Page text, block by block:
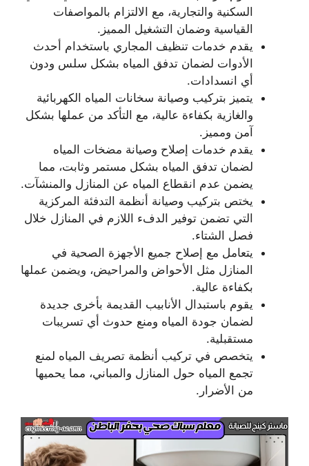
السكنية والتجارية، مع الالتزام بالمواصفات
القياسية وضمان التشغيل المميز.
يقدم خدمات تنظيف المجاري باستخدام أحدث
الأدوات لضمان تدفق المياه بشكل سلس ودون
أي انسدادات.
يتميز بتركيب وصيانة سخانات المياه الكهربائية
والغازية بكفاءة عالية، مع التأكد من عملها بشكل
آمن ومميز.
يقدم خدمات إصلاح وصيانة مضخات المياه
لضمان تدفق المياه بشكل مستمر وثابت، مما
يضمن عدم انقطاع المياه عن المنازل والمنشآت.
يختص بتركيب وصيانة أنظمة التدفئة المركزية
التي تضمن توفير الدفء اللازم في المنازل خلال
فصل الشتاء.
يتعامل مع إصلاح جميع الأجهزة الصحية في
المنازل مثل الأحواض والمراحيض، ويضمن عملها
بكفاءة عالية.
يقوم باستبدال الأنابيب القديمة بأخرى جديدة
لضمان جودة المياه ومنع حدوث أي تسريبات
مستقبلية.
يتخصص في تركيب أنظمة تصريف المياه لمنع
تجمع المياه حول المنازل والمباني، مما يحميها
من الأضرار.